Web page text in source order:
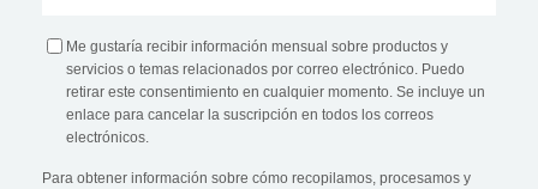
Me gustaría recibir información mensual sobre productos y
servicios o temas relacionados por correo electrónico. Puedo
retirar este consentimiento en cualquier momento. Se incluye un
enlace para cancelar la suscripción en todos los correos
electrónicos.
Para obtener información sobre cómo recopilamos, procesamos y